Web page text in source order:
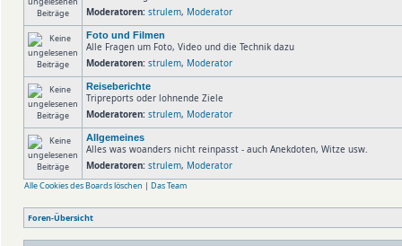
Moderatoren: strulem, Moderator
Foto und Filmen
Alle Fragen um Foto, Video und die Technik dazu
Moderatoren: strulem, Moderator
Reiseberichte
Tripreports oder lohnende Ziele
Moderatoren: strulem, Moderator
Allgemeines
Alles was woanders nicht reinpasst - auch Anekdoten, Witze usw.
Moderatoren: strulem, Moderator
Alle Cookies des Boards löschen | Das Team
Foren-Übersicht